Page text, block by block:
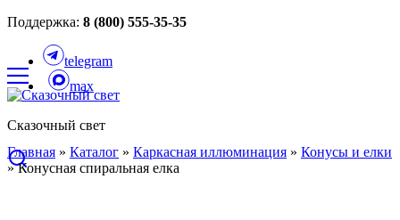
Поддержка: 8 (800) 555-35-35
telegram
max
Сказочный свет
Главная » Каталог » Каркасная иллюминация » Конусы и елки
»Конусная спиральная елка